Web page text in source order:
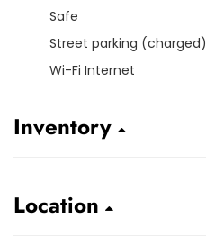
Safe
Street parking (charged)
Wi-Fi Internet
Inventory
Location